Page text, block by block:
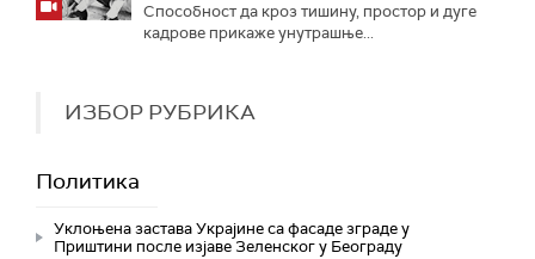
Способност да кроз тишину, простор и дуге
кадрове прикаже унутрашње...
ИЗБОР РУБРИКА
Политика
Уклоњена застава Украјине са фасаде зграде у
Приштини после изјаве Зеленског у Београду